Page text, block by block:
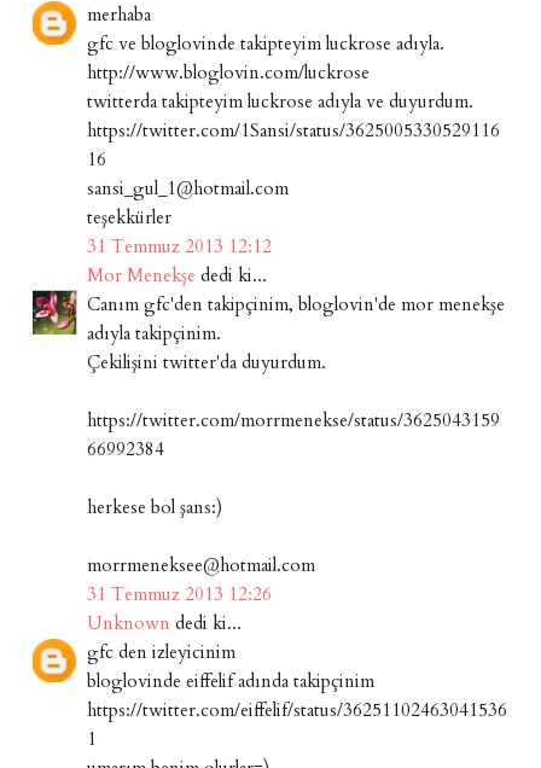
merhaba
gfc ve bloglovinde takipteyim luckrose adıyla.
http://www.bloglovin.com/luckrose
twitterda takipteyim luckrose adıyla ve duyurdum.
https://twitter.com/1Sansi/status/3625005330529116
16
sansi_gul_1@hotmail.com
teşekkürler
31 Temmuz 2013 12:12
Mor Menekşe dedi ki...
Canım gfc'den takipçinim, bloglovin'de mor menekşe
adıyla takipçinim.
Çekilişini twitter'da duyurdum.
https://twitter.com/morrmenekse/status/3625043159
66992384
herkese bol şans:)
morrmeneksee@hotmail.com
31 Temmuz 2013 12:26
Unknown dedi ki...
gfc den izleyicinim
bloglovinde eiffelif adında takipçinim
https://twitter.com/eiffelif/status/36251102463041536
1